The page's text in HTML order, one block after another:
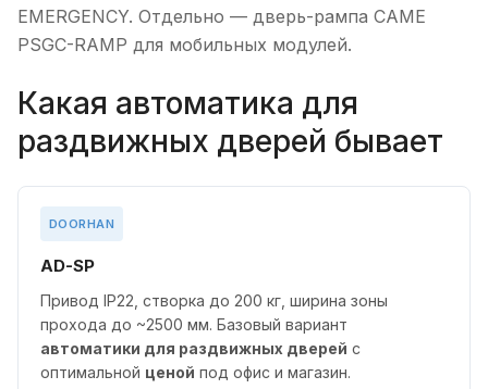
EMERGENCY. Отдельно — дверь-рампа CAME
PSGC-RAMP для мобильных модулей.
Какая автоматика для
раздвижных дверей бывает
DOORHAN
AD-SP
Привод IP22, створка до 200 кг, ширина зоны
прохода до ~2500 мм. Базовый вариант
автоматики для раздвижных дверей с
оптимальной ценой под офис и магазин.